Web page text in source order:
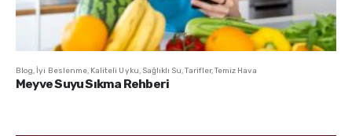
Blog, İyi Beslenme, Kaliteli Uyku, Sağlıklı Su,Tarifler,Temiz Hava
Meyve Suyu Sıkma Rehberi